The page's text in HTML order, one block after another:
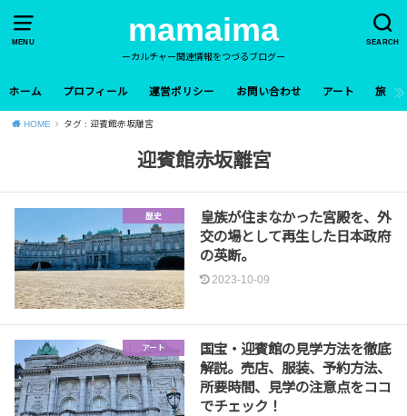
MENU SEARCH
mamaima
ーカルチャー関連情報をつづるブログー
ホーム プロフィール 運営ポリシー お問い合わせ アート 旅
HOME タグ : 迎賓館赤坂離宮
迎賓館赤坂離宮
歴史
皇族が住まなかった宮殿を、外
交の場として再生した日本政府
の英断。
2023-10-09
アート
国宝・迎賓館の見学方法を徹底
解説。売店、服装、予約方法、
所要時間、見学の注意点をココ
でチェック！